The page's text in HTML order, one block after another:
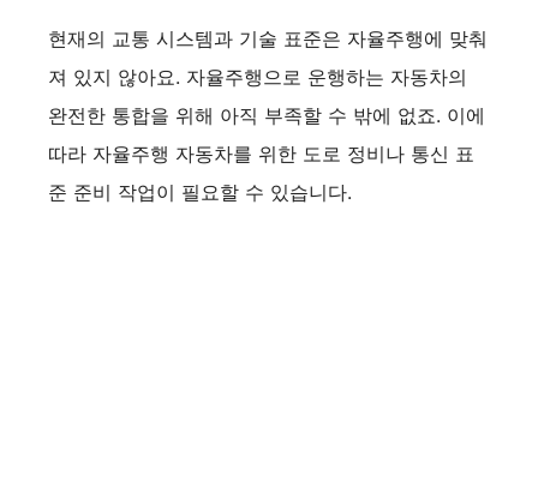
현재의 교통 시스템과 기술 표준은 자율주행에 맞춰
져 있지 않아요. 자율주행으로 운행하는 자동차의
완전한 통합을 위해 아직 부족할 수 밖에 없죠. 이에
따라 자율주행 자동차를 위한 도로 정비나 통신 표
준 준비 작업이 필요할 수 있습니다.